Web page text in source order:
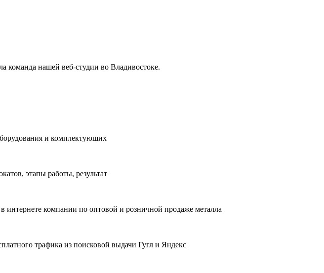
команда нашей веб-студии во Владивостоке.
и комплектующих
этапы работы, результат
интернете компании по оптовой и розничной продаже металла
трафика из поисковой выдачи Гугл и Яндекс